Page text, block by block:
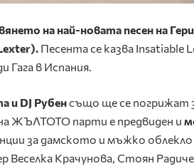
на най-новата песен на
Песента се казва Insatiable
Гага в Испания.
и DJ Рубенсъщо ще се погрижат
ЖЪЛТОТО парти e предвиден и
за дамското и мъжко
Веселка Крачунова, Стоян